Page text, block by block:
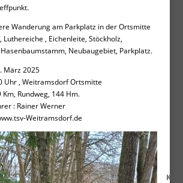
Wanderung am Parkplatz in der Ortsmitte
Luthereiche , Eichenleite, Stöckholz,
Neubaugebiet, Parkplatz.
März 2025
Uhr , Weitramsdorf Ortsmitte
Km, Rundweg, 144 Hm.
: Rainer Werner
Weitramsdorf.de
K